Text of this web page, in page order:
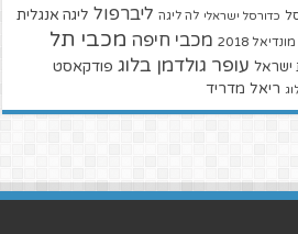
כדורסל ישראלי לה ליגה ליברפול ליגה אנגלית
מונדיאל 2018 מכבי חיפה מכבי תל
ישראל עופר גולדמן בלוג פודקאסט
ריאל מדריד